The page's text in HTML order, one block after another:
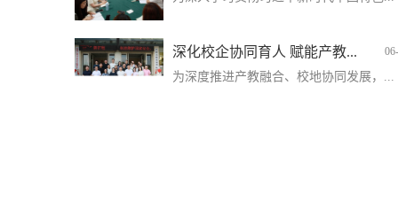
深化校企协同育人 赋能产教...
为深度推进产教融合、校地协同发展，...